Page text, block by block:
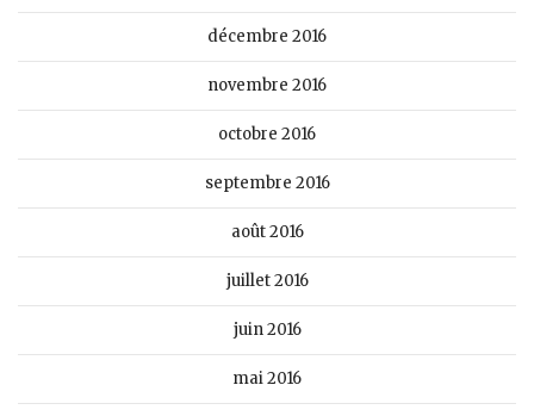
décembre 2016
novembre 2016
octobre 2016
septembre 2016
août 2016
juillet 2016
juin 2016
mai 2016